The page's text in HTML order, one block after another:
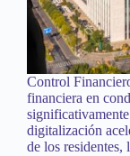
Control
financiera en
digitalización
de los residentes,